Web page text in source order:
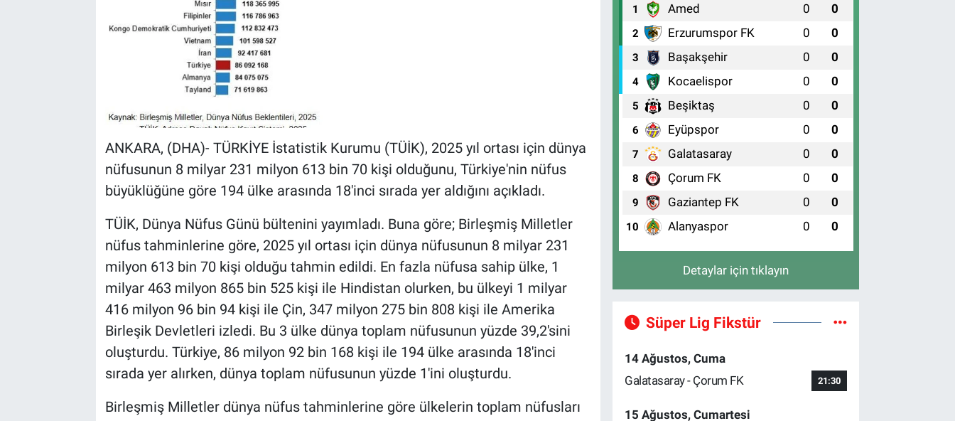
ANKARA, (DHA)- TÜRKİYE İstatistik Kurumu (TÜİK), 2025 yıl ortası için dünya
nüfusunun 8 milyar 231 milyon 613 bin 70 kişi olduğunu, Türkiye'nin nüfus
büyüklüğüne göre 194 ülke arasında 18'inci sırada yer aldığını açıkladı.
TÜİK, Dünya Nüfus Günü bültenini yayımladı. Buna göre; Birleşmiş Milletler
nüfus tahminlerine göre, 2025 yıl ortası için dünya nüfusunun 8 milyar 231
milyon 613 bin 70 kişi olduğu tahmin edildi. En fazla nüfusa sahip ülke, 1
milyar 463 milyon 865 bin 525 kişi ile Hindistan olurken, bu ülkeyi 1 milyar
416 milyon 96 bin 94 kişi ile Çin, 347 milyon 275 bin 808 kişi ile Amerika
Birleşik Devletleri izledi. Bu 3 ülke dünya toplam nüfusunun yüzde 39,2'sini
oluşturdu. Türkiye, 86 milyon 92 bin 168 kişi ile 194 ülke arasında 18'inci
sırada yer alırken, dünya toplam nüfusunun yüzde 1'ini oluşturdu.
Birleşmiş Milletler dünya nüfus tahminlerine göre ülkelerin toplam nüfusları
1 Amed 0 0
2 Erzurumspor FK 0 0
3 Başakşehir 0 0
4 Kocaelispor 0 0
5 Beşiktaş 0 0
6 Eyüpspor 0 0
7 Galatasaray 0 0
8 Çorum FK 0 0
9 Gaziantep FK 0 0
10 Alanyaspor 0 0
Detaylar için tıklayın
Süper Lig Fikstür
14 Ağustos, Cuma
Galatasaray - Çorum FK
21:30
15 Ağustos, Cumartesi